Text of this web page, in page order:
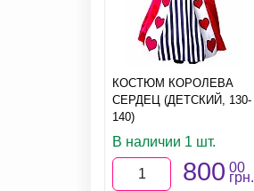
КОСТЮМ КОРОЛЕВА
СЕРДЕЦ (ДЕТСКИЙ, 130-
140)
В наличии 1 шт.
800 00
грн.